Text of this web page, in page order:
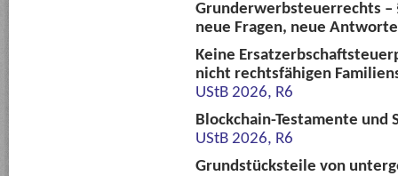
Grunderwerbsteuerrechts –
neue Fragen, neue
Keine
nicht rechtsfähigen
UStB 2026, R6
Blockchain-Testamente und
UStB 2026, R6
Grundstücksteile von